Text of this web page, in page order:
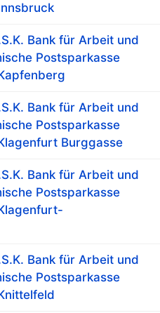
Bank für Arbeit und
Postsparkasse
Bank für Arbeit und
Postsparkasse
Burggasse
Bank für Arbeit und
Postsparkasse
Bank für Arbeit und
Postsparkasse